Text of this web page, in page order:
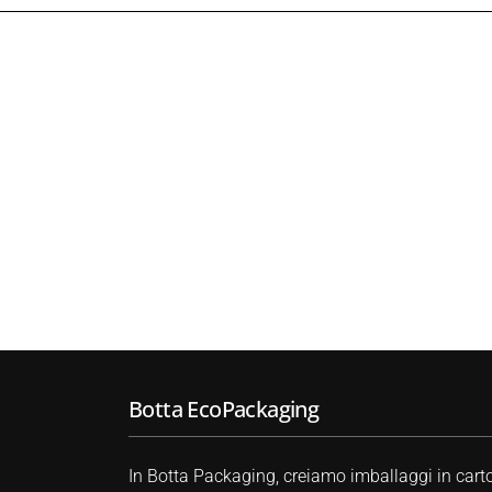
Botta EcoPackaging
In Botta Packaging, creiamo imballaggi in